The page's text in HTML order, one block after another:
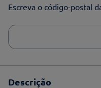
Escreva o código-postal
Descrição